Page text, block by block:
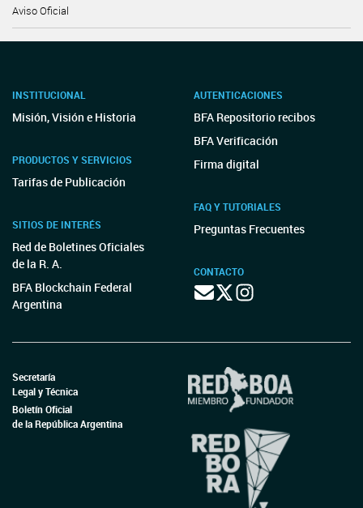
Aviso Oficial
INSTITUCIONAL
Misión, Visión e Historia
PRODUCTOS Y SERVICIOS
Tarifas de Publicación
SITIOS DE INTERÉS
Red de Boletines Oficiales
de la R. A.
BFA Blockchain Federal
Argentina
AUTENTICACIONES
BFA Repositorio recibos
BFA Verificación
Firma digital
FAQ Y TUTORIALES
Preguntas Frecuentes
CONTACTO
Secretaría
Legal y Técnica
Boletín Oficial
de la República Argentina